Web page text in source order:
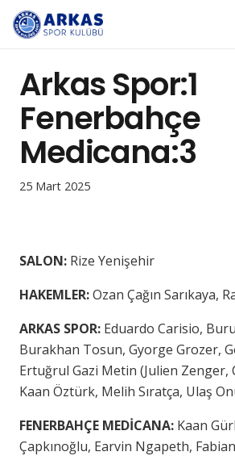
Arkas Spor:1
Fenerbahçe
Medicana:3
25 Mart 2025
SALON: Rize Yenişehir
HAKEMLER:Ozan Çağın Sarıkaya,
ARKAS SPOR: Eduardo Carisio,
Burakhan Tosun, Gyorge Grozer,
Ertuğrul Gazi Metin (Julien Zenger,
Kaan Öztürk, Melih Sıratça, Ulaş
FENERBAHÇE MEDİCANA: Kaan
Çapkınoğlu, Earvin Ngapeth,